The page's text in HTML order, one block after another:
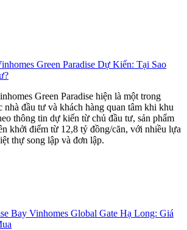
Green Paradise Dự Kiến: Tại Sao
Green Paradise hiện là một trong
đầu tư và khách hàng quan tâm khi khu
thông tin dự kiến từ chủ đầu tư, sản phẩm
khởi điểm từ 12,8 tỷ đồng/căn, với nhiều lựa
thự song lập và đơn lập.
Bay Vinhomes Global Gate Hạ Long: Giá